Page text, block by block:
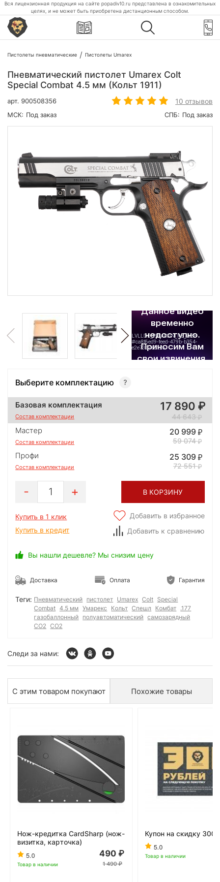
Вся лицензионная продукция на сайте popadiv10.ru представлена в ознакомительных
целях, и не может быть приобретена дистанционным способом.
Пистолеты пневматические Пистолеты Umarex
Пневматический пистолет Umarex Colt
Special Combat 4.5 мм (Кольт 1911)
арт. 900508356 10 отзывов
МСК: Под заказ СПБ: Под заказ
Выберите комплектацию
Базовая комплектация
Состав комплектации
17 890
44 643
Мастер
Состав комплектации
20 999
59 074
Профи
Состав комплектации
25 309
72 551
1 В КОРЗИНУ
Купить в 1 клик
Купить в кредит
Добавить в избранное
Добавить к сравнению
Вы нашли дешевле? Мы снизим цену
Доставка Оплата Гарантия
Теги: Пневматический пистолет Umarex Colt Special
Combat 4.5 мм Умарекс Кольт Спешл Комбат .177
газобаллонный полуавтоматический самозарядный
СО2 CO2
Следи за нами:
С этим товаром покупают Похожие товары
Нож-кредитка CardSharp (нож-
визитка, карточка)
5.0
Товар в наличии
490
1 490
Купон на скидку 300
5.0
Товар в наличии